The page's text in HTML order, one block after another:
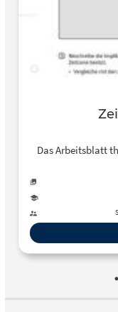
Das Arbeitsblatt